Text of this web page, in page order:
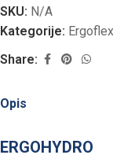
SKU: N/A
Kategorije: Ergoflex
Share:
Opis
ERGOHYDRO